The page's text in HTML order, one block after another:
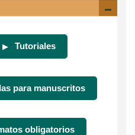
▶ Tutoriales
para manuscritos
obligatorios